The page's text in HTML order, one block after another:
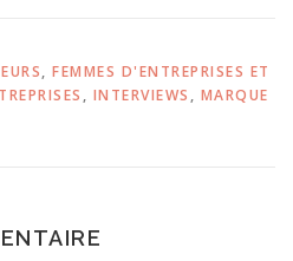
, FEMMES D'ENTREPRISES ET
, INTERVIEWS , MARQUE